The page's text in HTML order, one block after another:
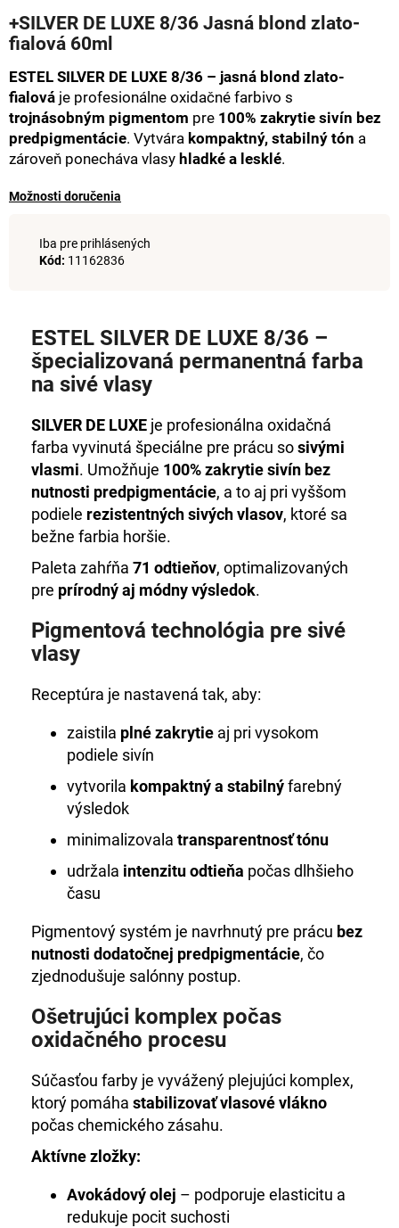
produktu
je
z
5
hviezdičiek.
+SILVER DE LUXE 8/36 Jasná blond zlato-
fialová 60ml
ESTEL SILVER DE LUXE 8/36 – jasná blond zlato-
fialová je profesionálne oxidačné farbivo s
trojnásobným pigmentom pre 100% zakrytie sivín bez
predpigmentácie. Vytvára kompaktný, stabilný tón a
zároveň ponecháva vlasy hladké a lesklé.
Možnosti doručenia
Iba pre prihlásených
Kód: 11162836
ESTEL SILVER DE LUXE 8/36 –
špecializovaná permanentná farba
na sivé vlasy
SILVER DE LUXE je profesionálna oxidačná
farba vyvinutá špeciálne pre prácu sosivými
vlasmi. Umožňuje 100% zakrytie sivín bez
nutnosti predpigmentácie, a to aj pri vyššom
podiele rezistentných sivých vlasov, ktoré sa
bežne farbia horšie.
Paleta zahŕňa 71 odtieňov, optimalizovaných
pre prírodný aj módny výsledok.
Pigmentová technológia pre sivé
vlasy
Receptúra je nastavená tak, aby:
zaistila plné zakrytie aj pri vysokom
podiele sivín
vytvorila kompaktný a stabilnýfarebný
výsledok
minimalizovala transparentnosť tónu
udržala intenzitu odtieňa počas dlhšieho
času
Pigmentový systém je navrhnutý pre prácu bez
nutnosti dodatočnej predpigmentácie, čo
zjednodušuje salónny postup.
Ošetrujúci komplex počas
oxidačného procesu
Súčasťou farby je vyvážený plejujúci komplex,
ktorý pomáha stabilizovať vlasové vlákno
počas chemického zásahu.
Aktívne zložky:
Avokádový olej – podporuje elasticitu a
redukuje pocit suchosti
á
j
s
ť
?
HĽADAŤ
m
DE
LUXE
3%
OXIDANT
1000
ML